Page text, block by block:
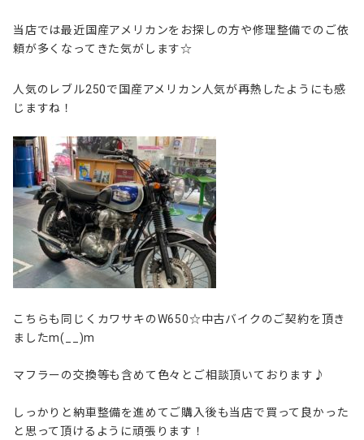
当店では最近国産アメリカンをお探しの方や修理整備でのご依
頼が多くなってきた気がします☆
人気のレブル250で国産アメリカン人気が再熱したようにも感
じますね！
こちらも同じくカワサキのW650☆中古バイクのご契約を頂き
ましたm(__)m
マフラーの交換等も含めて色々とご相談頂いております♪
しっかりと納車整備を進めてご購入後も当店で買って良かった
と思って頂けるように頑張ります！